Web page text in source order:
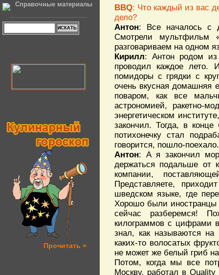
Справочные материалы
Прочитать »
BBQ: Что каждый из вас
дело?
Антон: Все началось с
Смотрели мультфильм
разговариваем на одном
Кирилл: Антон родом
проводил каждое лето.
помидоры с грядки с
очень вкусная домашняя
поваром, как все
астрономией, ракетно-
энергетическом
закончил. Тогда, в
потихонечку стал
говорится, пошло-поехало.
Антон: А я закончил
держаться подальше от
компании,
Представляете,
шведском языке, где
Хорошо были иностранцы
сейчас разберемся!
килограммов с цифрами
знал, как называются
каких-то волосатых
не может же белый гриб
Потом, когда мы все
Москву, работал в